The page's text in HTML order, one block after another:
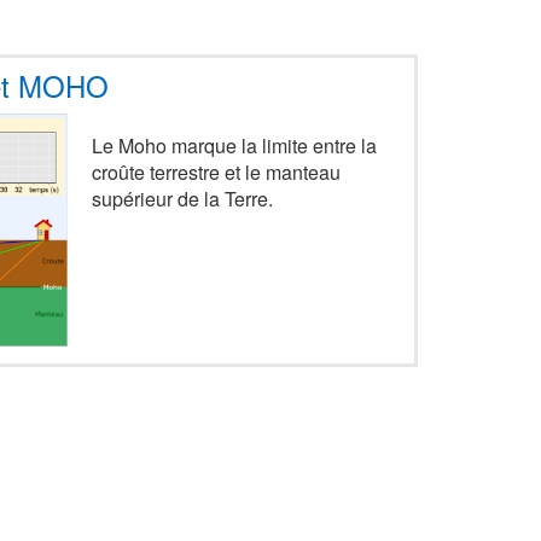
MOHO
Le Moho marque la limite entre la
croûte terrestre et le manteau
supérieur de la Terre.